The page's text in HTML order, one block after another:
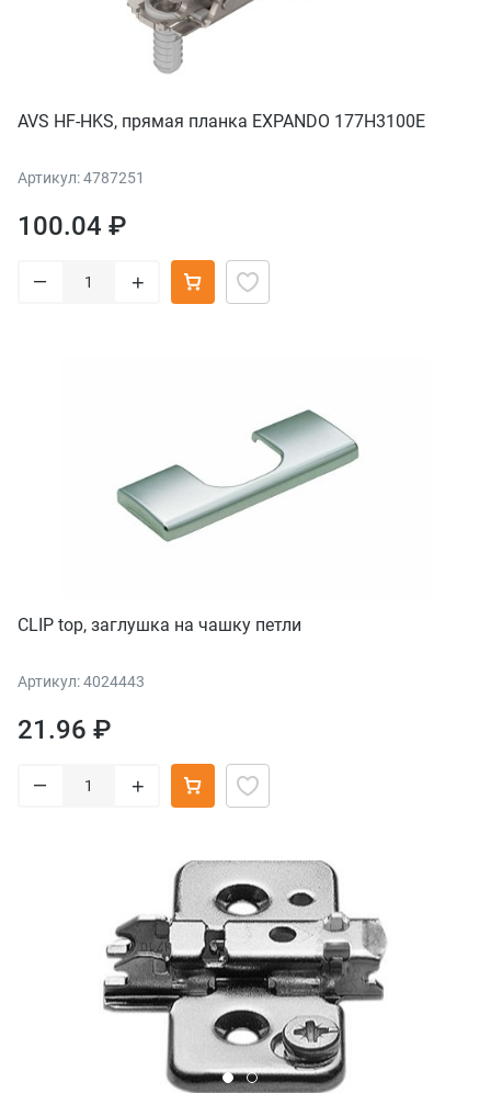
AVS HF-HKS, прямая планка EXPANDO 177H3100E
Артикул: 4787251
100.04 ₽
– +
CLIP top, заглушка на чашку петли
Артикул: 4024443
21.96 ₽
– +